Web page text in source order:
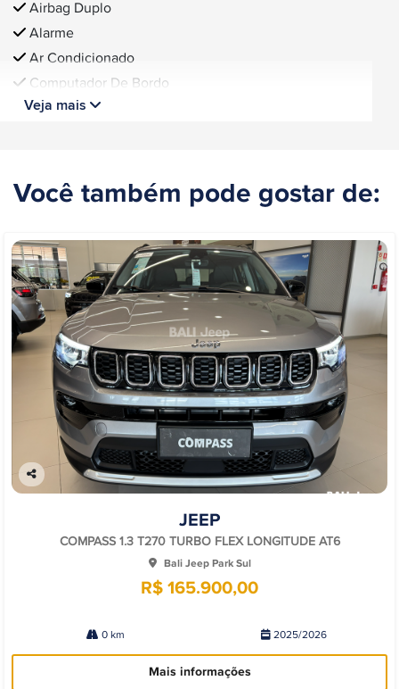
Airbag Duplo
Alarme
Ar Condicionado
Computador De Bordo
Veja mais
Você também pode gostar de:
JEEP
COMPASS 1.3 T270 TURBO FLEX LONGITUDE AT6
Bali Jeep Park Sul
R$ 165.900,00
0 km 2025/2026
Mais informações